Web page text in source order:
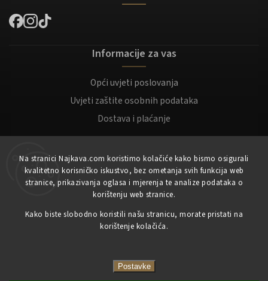
Na stranici Najkava.com koristimo kolačiće kako bismo osigurali
kvalitetno korisničko iskustvo, bez ometanja svih funkcija web
stranice, prikazivanja oglasa i mjerenja te analize podataka o
korištenju web stranice.
Kako biste slobodno koristili našu stranicu, morate pristati na
korištenje kolačića.
Postavke
Informacije za vas
Opći uvjeti poslovanja
Uvjeti zaštite osobnih podataka
Dostava i plaćanje
Moj račun
Registracija
Prijaviti se
Copyright 2023NajKava.com